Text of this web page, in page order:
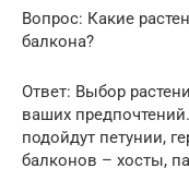
Вопрос: Какие
балкона?
Ответ: Выбор
ваших
подойдут петунии,
балконов – хосты,